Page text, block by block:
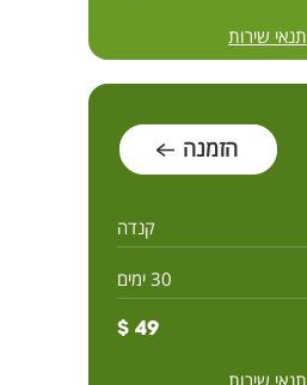
תנאי שירות
הזמנה
קנדה
30 ימים
49 $